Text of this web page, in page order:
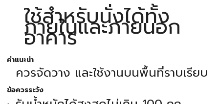
ใช้สำหรับนั่งได้ทั้ง
ภายในและภายนอก
อาคาร
คำแนะนำ
ควรจัดวาง และใช้งานบนพื้นที่ราบเรียบ
ข้อควรระวัง